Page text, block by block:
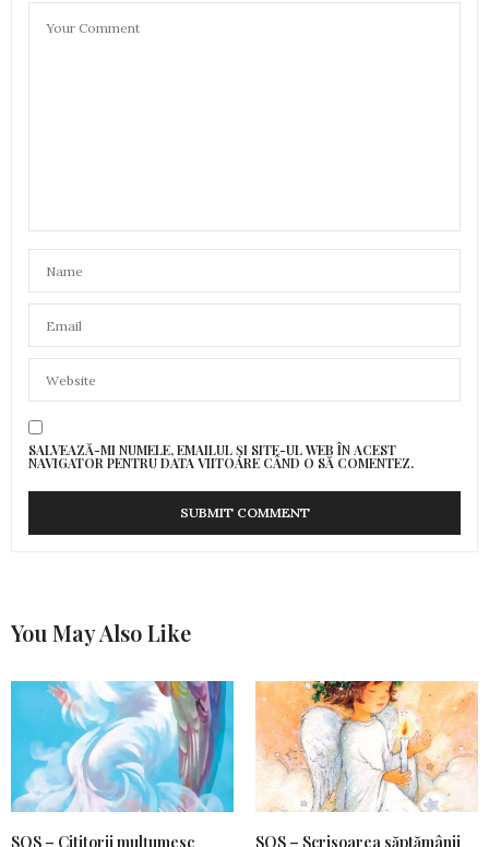
SALVEAZĂ-MI NUMELE, EMAILUL ȘI SITE-UL WEB ÎN ACEST
NAVIGATOR PENTRU DATA VIITOARE CÂND O SĂ COMENTEZ.
You May Also Like
SOS – Cititorii mulțumesc SOS – Scrisoarea săptămânii